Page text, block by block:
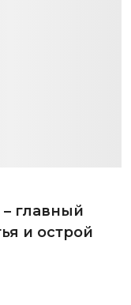
главный
и острой